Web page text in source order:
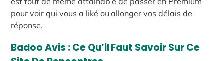
pour voir qui vous a liké ou allonger vos délais de
réponse.
Badoo Avis : Ce Qu’il Faut Savoir Sur Ce